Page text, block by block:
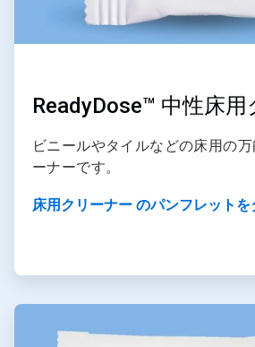
ReadyDose™ 中性床
ビニールやタイルなどの床用の
ーナーです。
床用クリーナー のパンフレットを
ArticleTile